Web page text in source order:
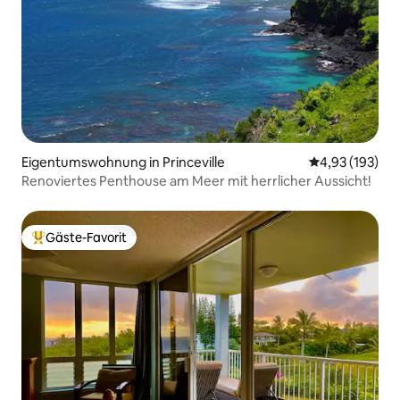
Eigentumswohnung in Princeville
4,93 (193)
Renoviertes Penthouse am Meer mit herrlicher Aussicht!
Beliebter Gäste-Favorit.
Gäste-Favorit